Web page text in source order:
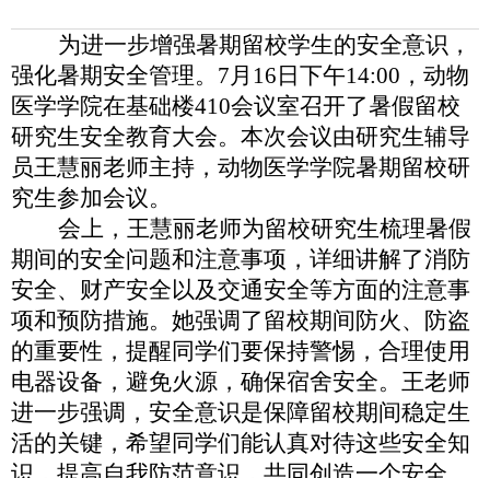
为进一步增强暑期留校学生的安全意识，
强化暑期安全管理。7月16日下午14:00，动物
医学学院在基础楼410会议室召开了暑假留校
研究生安全教育大会。本次会议由研究生辅导
员王慧丽老师主持，动物医学学院暑期留校研
究生参加会议。
会上，王慧丽老师为留校研究生梳理暑假
期间的安全问题和注意事项，详细讲解了消防
安全、财产安全以及交通安全等方面的注意事
项和预防措施。她强调了留校期间防火、防盗
的重要性，提醒同学们要保持警惕，合理使用
电器设备，避免火源，确保宿舍安全。王老师
进一步强调，安全意识是保障留校期间稳定生
活的关键，希望同学们能认真对待这些安全知